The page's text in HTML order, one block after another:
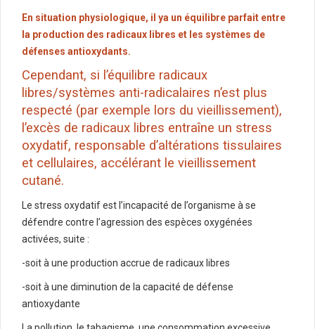
En situation physiologique, il ya un équilibre parfait entre
la production des radicaux libres et les systèmes de
défenses antioxydants.
Cependant, si l’équilibre radicaux
libres/systèmes anti-radicalaires n’est plus
respecté (par exemple lors du vieillissement),
l’excès de radicaux libres entraîne un stress
oxydatif, responsable d’altérations tissulaires
et cellulaires, accélérant le vieillissement
cutané.
Le stress oxydatif est l’incapacité de l’organisme à se
défendre contre l’agression des espèces oxygénées
activées, suite :
-soit à une production accrue de radicaux libres
-soit à une diminution de la capacité de défense
antioxydante